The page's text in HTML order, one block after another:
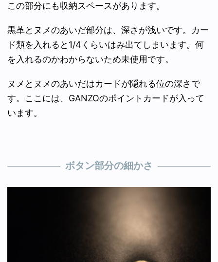
この部分にも収納スペースがあります。
黒革とヌメのあいだ部分は、深さが浅いです。カー
ド類を入れると1/4くらいはみ出てしまいます。何
を入れるのかわからないため未使用です。
ヌメとヌメのあいだはカードが隠れる位の深さで
す。ここには、GANZOのポイントカードが入って
います。
ボタン部分の細かさ